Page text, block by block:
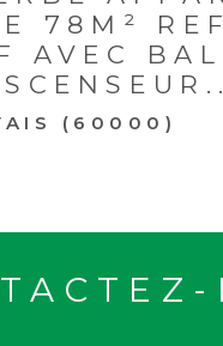
78M²
AVEC
(60000)